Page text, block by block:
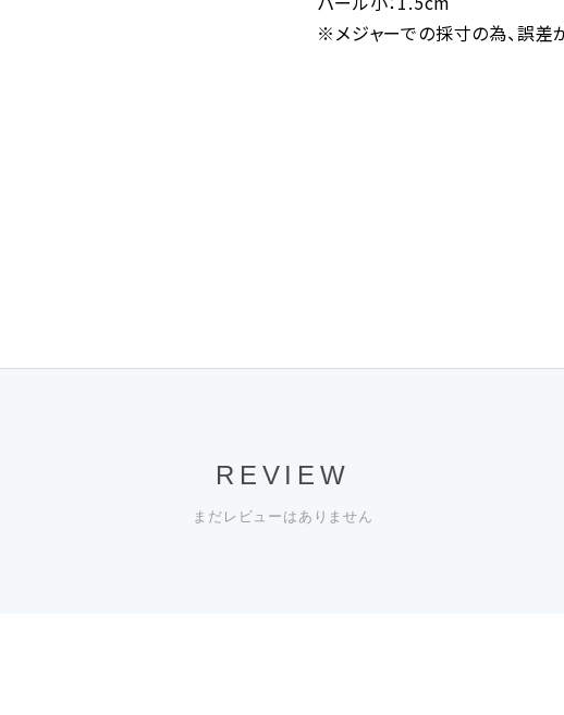
※メジャーでの採寸の為、誤差
REVIEW
まだレビューはありません